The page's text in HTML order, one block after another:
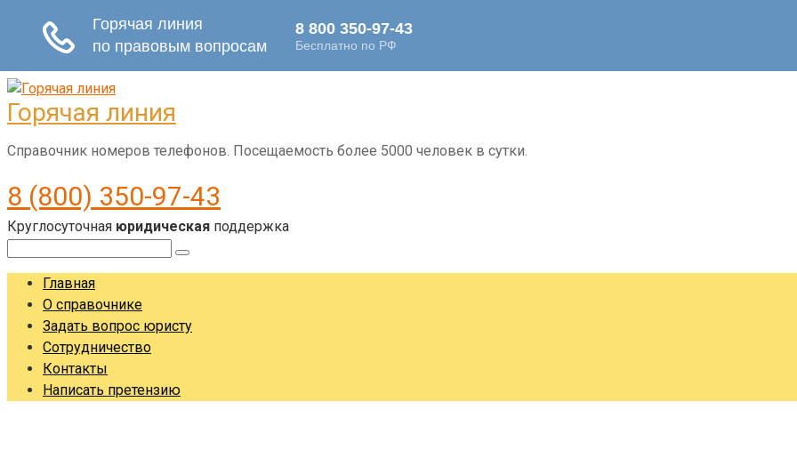
Перейти
к
контенту
Горячая линия
Справочник номеров телефонов. Посещаемость более 5000 человек в сутки.
8 (800) 350-97-43
Круглосуточная юридическая поддержка
Главная
О справочнике
Задать вопрос юристу
Сотрудничество
Контакты
Написать претензию